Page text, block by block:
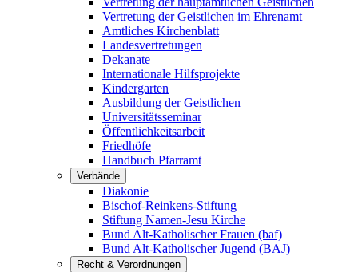
Vertretung der Geistlichen im Ehrenamt
Amtliches Kirchenblatt
Landesvertretungen
Dekanate
Internationale Hilfsprojekte
Kindergarten
Ausbildung der Geistlichen
Universitätsseminar
Öffentlichkeitsarbeit
Friedhöfe
Handbuch Pfarramt
Verbände
Diakonie
Bischof-Reinkens-Stiftung
Stiftung Namen-Jesu Kirche
Bund Alt-Katholischer Frauen (baf)
Bund Alt-Katholischer Jugend (BAJ)
Recht & Verordnungen